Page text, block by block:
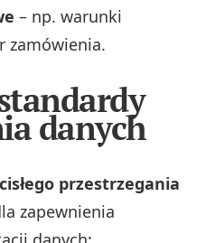
– np. warunki
zamówienia.
danych
przestrzegania
zapewnienia